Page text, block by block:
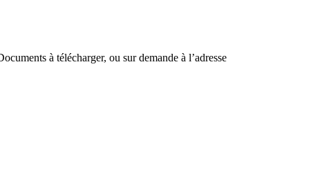
à télécharger, ou sur demande à l’adresse